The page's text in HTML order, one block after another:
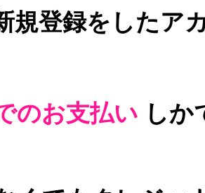
規登録をしたア
のお支払い しか